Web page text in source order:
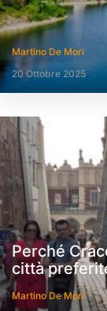
Martino De Mori
20 Ottobre 2025
Perché
città
Martino De Mori